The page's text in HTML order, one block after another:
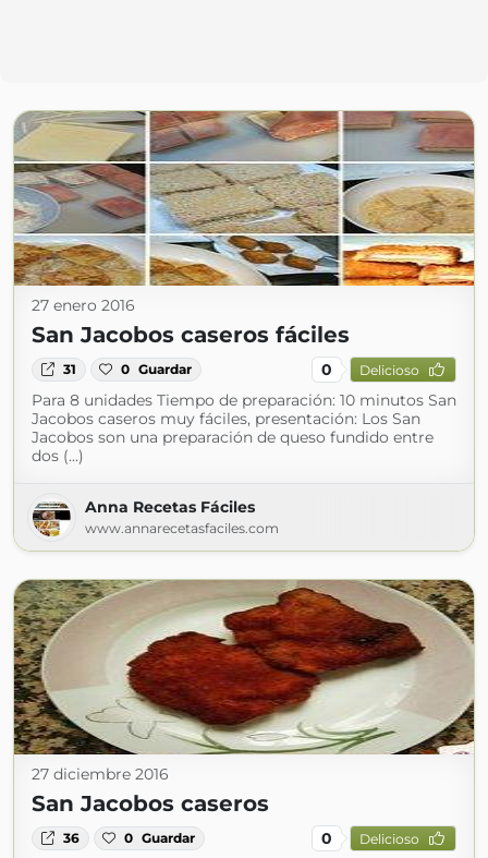
27 enero 2016
San Jacobos caseros fáciles
31 0 Guardar 0 Delicioso
Para 8 unidades Tiempo de preparación: 10 minutos San
Jacobos caseros muy fáciles, presentación: Los San
Jacobos son una preparación de queso fundido entre
dos (...)
Anna Recetas Fáciles
www.annarecetasfaciles.com
27 diciembre 2016
San Jacobos caseros
36 0 Guardar 0 Delicioso